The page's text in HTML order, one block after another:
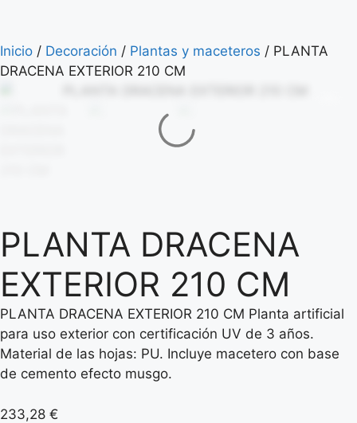
Inicio / Decoración / Plantas y maceteros / PLANTA
DRACENA EXTERIOR 210 CM
PLANTA DRACENA
EXTERIOR 210 CM
PLANTA DRACENA EXTERIOR 210 CM Planta artificial
para uso exterior con certificación UV de 3 años.
Material de las hojas: PU. Incluye macetero con base
de cemento efecto musgo.
233,28 €